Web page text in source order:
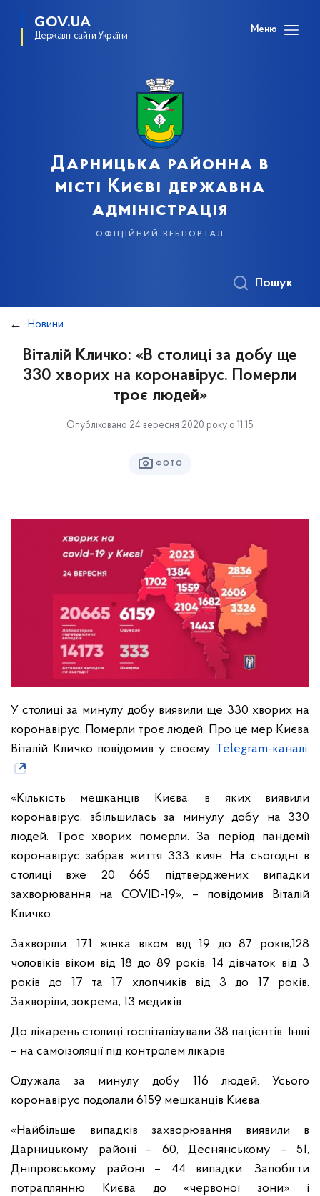
GOV.UA
Державні сайти України
Меню
Дарницька районна в
місті Києві державна
адміністрація
офіційний вебпортал
Пошук
Новини
Віталій Кличко: «В столиці за добу ще
330 хворих на коронавірус. Померли
троє людей»
Опубліковано 24 вересня 2020 року о 11:15
ФОТО
У столиці за минулу добу виявили ще 330 хворих на
коронавірус. Померли троє людей. Про це мер Києва
Віталій Кличко повідомив у своєму Telegram-каналі.
«Кількість мешканців Києва, в яких виявили
коронавірус, збільшилась за минулу добу на 330
людей. Троє хворих померли. За період пандемії
коронавірус забрав життя 333 киян. На сьогодні в
столиці вже 20 665 підтверджених випадки
захворювання на COVID-19», – повідомив Віталій
Кличко.
Захворіли: 171 жінка віком від 19 до 87 років,128
чоловіків віком від 18 до 89 років, 14 дівчаток від 3
років до 17 та 17 хлопчиків від 3 до 17 років.
Захворіли, зокрема, 13 медиків.
До лікарень столиці госпіталізували 38 пацієнтів. Інші
– на самоізоляції під контролем лікарів.
Одужала за минулу добу 116 людей. Усього
коронавірус подолали 6159 мешканців Києва.
«Найбільше випадків захворювання виявили в
Дарницькому районі – 60, Деснянському – 51,
Дніпровському районі – 44 випадки. Запобігти
потраплянню Києва до «червоної зони» і